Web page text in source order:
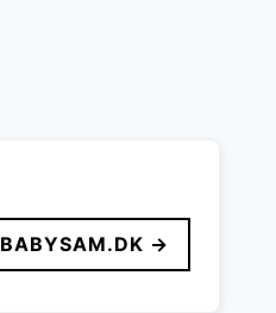
BABYSAM.DK →